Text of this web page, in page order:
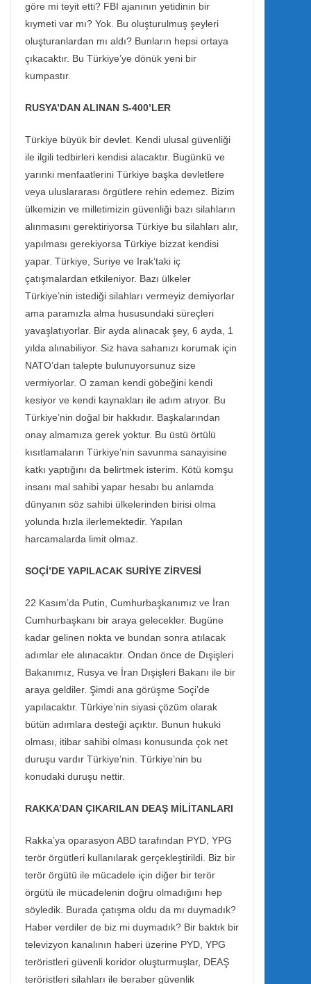
göre mi teyit etti? FBI ajanının yetidinin bir
kıymeti var mı? Yok. Bu oluşturulmuş şeyleri
oluşturanlardan mı aldı? Bunların hepsi ortaya
çıkacaktır. Bu Türkiye’ye dönük yeni bir
kumpastır.
RUSYA’DAN ALINAN S-400’LER
Türkiye büyük bir devlet. Kendi ulusal güvenliği
ile ilgili tedbirleri kendisi alacaktır. Bugünkü ve
yarınki menfaatlerini Türkiye başka devletlere
veya uluslararası örgütlere rehin edemez. Bizim
ülkemizin ve milletimizin güvenliği bazı silahların
alınmasını gerektiriyorsa Türkiye bu silahları alır,
yapılması gerekiyorsa Türkiye bizzat kendisi
yapar. Türkiye, Suriye ve Irak’taki iç
çatışmalardan etkileniyor. Bazı ülkeler
Türkiye’nin istediği silahları vermeyiz demiyorlar
ama paramızla alma hususundaki süreçleri
yavaşlatıyorlar. Bir ayda alınacak şey, 6 ayda, 1
yılda alınabiliyor. Siz hava sahanızı korumak için
NATO’dan talepte bulunuyorsunuz size
vermiyorlar. O zaman kendi göbeğini kendi
kesiyor ve kendi kaynakları ile adım atıyor. Bu
Türkiye’nin doğal bir hakkıdır. Başkalarından
onay almamıza gerek yoktur. Bu üstü örtülü
kısıtlamaların Türkiye’nin savunma sanayisine
katkı yaptığını da belirtmek isterim. Kötü komşu
insanı mal sahibi yapar hesabı bu anlamda
dünyanın söz sahibi ülkelerinden birisi olma
yolunda hızla ilerlemektedir. Yapılan
harcamalarda limit olmaz.
SOÇİ’DE YAPILACAK SURİYE ZİRVESİ
22 Kasım’da Putin, Cumhurbaşkanımız ve İran
Cumhurbaşkanı bir araya gelecekler. Bugüne
kadar gelinen nokta ve bundan sonra atılacak
adımlar ele alınacaktır. Ondan önce de Dışişleri
Bakanımız, Rusya ve İran Dışişleri Bakanı ile bir
araya geldiler. Şimdi ana görüşme Soçi’de
yapılacaktır. Türkiye’nin siyasi çözüm olarak
bütün adımlara desteği açıktır. Bunun hukuki
olması, itibar sahibi olması konusunda çok net
duruşu vardır Türkiye’nin. Türkiye’nin bu
konudaki duruşu nettir.
RAKKA’DAN ÇIKARILAN DEAŞ MİLİTANLARI
Rakka’ya oparasyon ABD tarafından PYD, YPG
terör örgütleri kullanılarak gerçekleştirildi. Biz bir
terör örgütü ile mücadele için diğer bir terör
örgütü ile mücadelenin doğru olmadığını hep
söyledik. Burada çatışma oldu da mı duymadık?
Haber verdiler de biz mi duymadık? Bir baktık bir
televizyon kanalının haberi üzerine PYD, YPG
teröristleri güvenli koridor oluşturmuşlar, DEAŞ
teröristleri silahları ile beraber güvenlik